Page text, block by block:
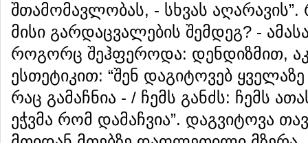
შთამომავლობას, - სხვას
მისი გარდაცვალების შემდეგ? -
როგორც შეჰფეროდა: დენდიზმით,
ესთეტიკით: “შენ დაგიტოვებ
რაც გამაჩნია - / ჩემს განძს: ჩემს
ეჭვმა რომ დამაჩვია”. დაგვიტოვა